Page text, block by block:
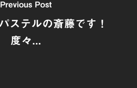
Previous Post
ステルの斎藤です！
度々...